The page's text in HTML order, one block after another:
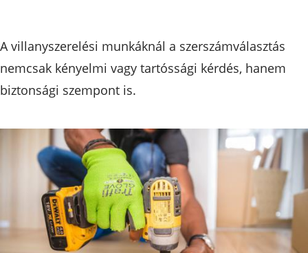
A villanyszerelési munkáknál a szerszámválasztás
nemcsak kényelmi vagy tartóssági kérdés, hanem
biztonsági szempont is.